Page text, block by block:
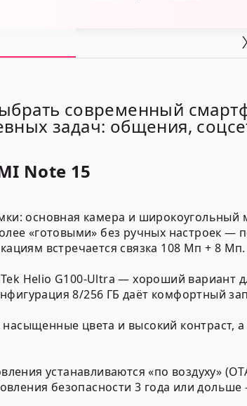
современный
задач: общения,
Note 15
основная камера и
«готовыми» без ручных настроек —
встречается связка 108 Мп + 8 Мп.
Helio G100-Ultra — хороший вариант
8/256 ГБ даёт комфортный
цвета и высокий контраст, а
устанавливаются «по воздуху»
безопасности3 года или дольше